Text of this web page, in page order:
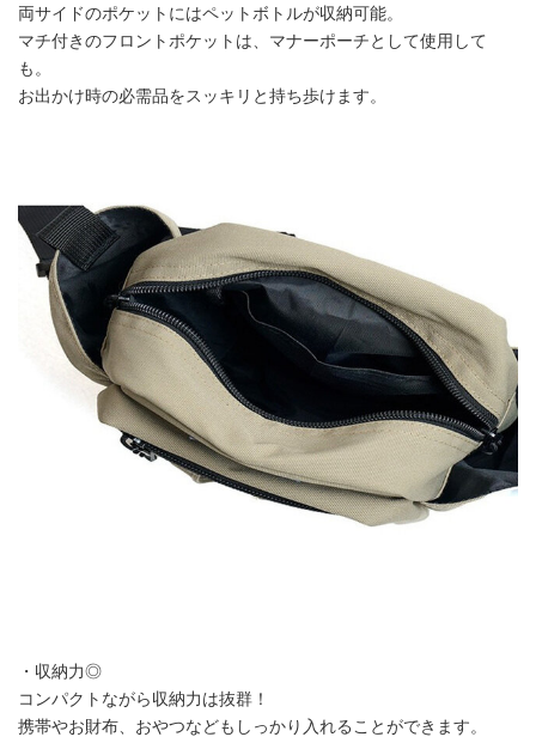
両サイドのポケットにはペットボトルが収納可能。
マチ付きのフロントポケットは、マナーポーチとして使用して
も。
お出かけ時の必需品をスッキリと持ち歩けます。
・収納力◎
コンパクトながら収納力は抜群！
携帯やお財布、おやつなどもしっかり入れることができます。